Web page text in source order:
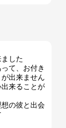
した
て、お付き
出来ません
来ることが
の彼と出会